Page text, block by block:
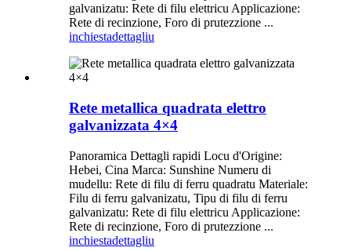
galvanizatu: Rete di filu elettricu Applicazione:
Rete di recinzione, Foro di prutezzione ...
inchiestadettagliu
Rete metallica quadrata elettro
galvanizzata 4×4
Panoramica Dettagli rapidi Locu d'Origine:
Hebei, Cina Marca: Sunshine Numeru di
mudellu: Rete di filu di ferru quadratu Materiale:
Filu di ferru galvanizatu, Tipu di filu di ferru
galvanizatu: Rete di filu elettricu Applicazione:
Rete di recinzione, Foro di prutezzione ...
inchiestadettagliu